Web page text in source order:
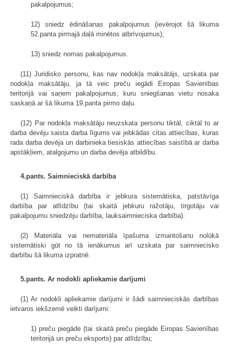
pakalpojumus;
12) sniedz ēdināšanas pakalpojumus (ievērojot šā likuma
52.panta pirmajā daļā minētos atbrīvojumus);
13) sniedz nomas pakalpojumus.
(11) Juridisko personu, kas nav nodokļa maksātājs, uzskata par
nodokļa maksātāju, ja tā veic preču iegādi Eiropas Savienības
teritorijā vai saņem pakalpojumus, kuru sniegšanas vietu nosaka
saskaņā ar šā likuma 19.panta pirmo daļu.
(12) Par nodokļa maksātāju neuzskata personu tiktāl, ciktāl to ar
darba devēju saista darba līgums vai jebkādas citas attiecības, kuras
rada darba devēja un darbinieka tiesiskās attiecības saistībā ar darba
apstākļiem, atalgojumu un darba devēja atbildību.
4.pants. Saimnieciskā darbība
(1) Saimnieciskā darbība ir jebkura sistemātiska, patstāvīga
darbība par atlīdzību (tai skaitā jebkuru ražotāju, tirgotāju vai
pakalpojumu sniedzēju darbība, lauksaimnieciska darbība).
(2) Materiāla vai nemateriāla īpašuma izmantošanu nolūkā
sistemātiski gūt no tā ienākumus arī uzskata par saimniecisko
darbību šā likuma izpratnē.
5.pants. Ar nodokli apliekamie darījumi
(1) Ar nodokli apliekamie darījumi ir šādi saimnieciskās darbības
ietvaros iekšzemē veikti darījumi:
1) preču piegāde (tai skaitā preču piegāde Eiropas Savienības
teritorijā un preču eksports) par atlīdzību;